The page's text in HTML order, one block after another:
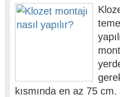
kısmında en az 75